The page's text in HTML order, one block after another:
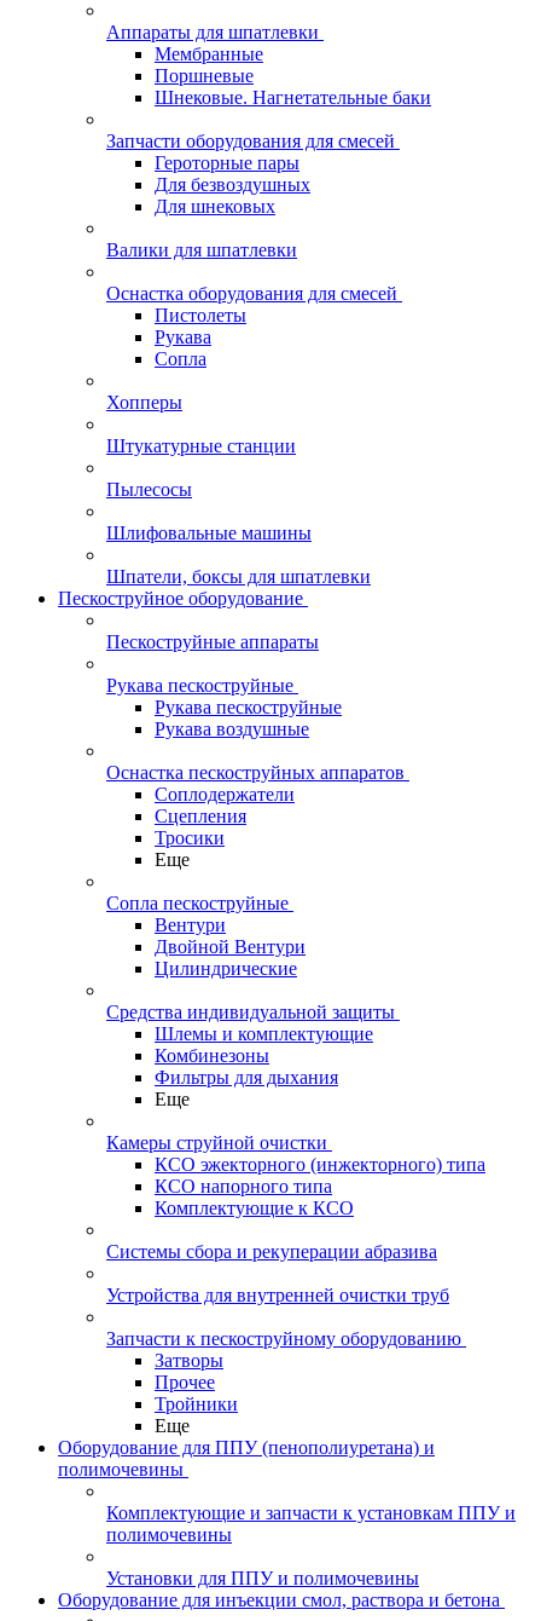
Аппараты для шпатлевки
Мембранные
Поршневые
Шнековые. Нагнетательные баки
Запчасти оборудования для смесей
Героторные пары
Для безвоздушных
Для шнековых
Валики для шпатлевки
Оснастка оборудования для смесей
Пистолеты
Рукава
Сопла
Хопперы
Штукатурные станции
Пылесосы
Шлифовальные машины
Шпатели, боксы для шпатлевки
Пескоструйное оборудование
Пескоструйные аппараты
Рукава пескоструйные
Рукава пескоструйные
Рукава воздушные
Оснастка пескоструйных аппаратов
Соплодержатели
Сцепления
Тросики
Еще
Сопла пескоструйные
Вентури
Двойной Вентури
Цилиндрические
Средства индивидуальной защиты
Шлемы и комплектующие
Комбинезоны
Фильтры для дыхания
Еще
Камеры струйной очистки
КСО эжекторного (инжекторного) типа
КСО напорного типа
Комплектующие к КСО
Системы сбора и рекуперации абразива
Устройства для внутренней очистки труб
Запчасти к пескоструйному оборудованию
Затворы
Прочее
Тройники
Еще
Оборудование для ППУ (пенополиуретана) и
полимочевины
Комплектующие и запчасти к установкам ППУ и
полимочевины
Установки для ППУ и полимочевины
Оборудование для инъекции смол, раствора и бетона